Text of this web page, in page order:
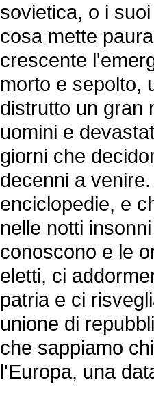
sovietica, o i
cosa mette
crescente
morto e sepolto,
distrutto un gran
uomini e
giorni che
decenni a
enciclopedie, e
nelle notti
conoscono e le
eletti, ci
patria e ci
unione di
che sappiamo
l'Europa, una